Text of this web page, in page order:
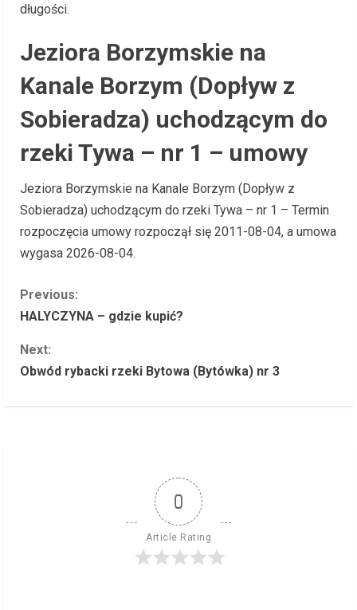
długości.
Jeziora Borzymskie na
Kanale Borzym (Dopływ z
Sobieradza) uchodzącym do
rzeki Tywa – nr 1 – umowy
Jeziora Borzymskie na Kanale Borzym (Dopływ z
Sobieradza) uchodzącym do rzeki Tywa – nr 1 – Termin
rozpoczęcia umowy rozpoczął się 2011-08-04, a umowa
wygasa 2026-08-04.
C
n
Previous:
HALYCZYNA – gdzie kupić?
Next:
Obwód rybacki rzeki Bytowa (Bytówka) nr 3
0
Article Rating